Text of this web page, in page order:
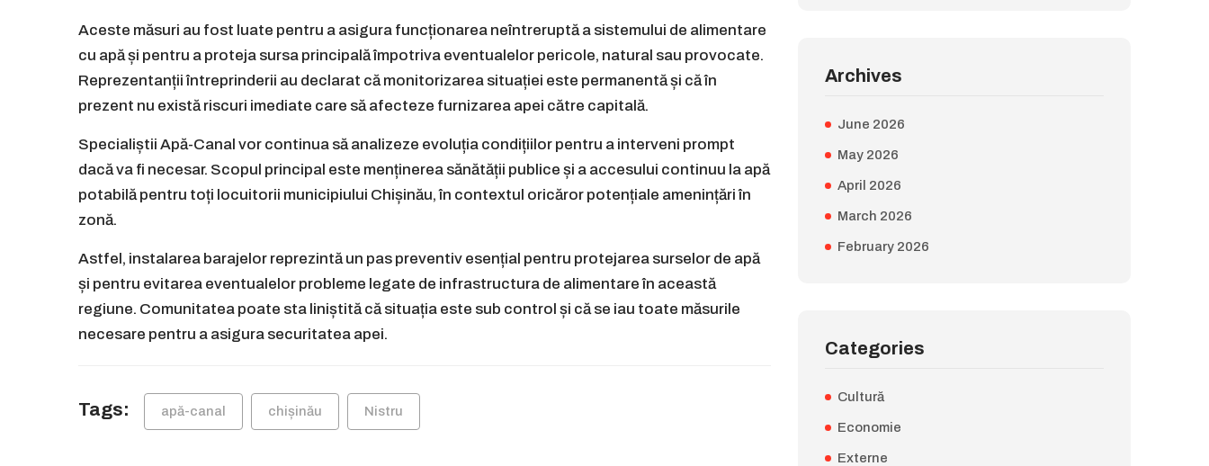
Aceste măsuri au fost luate pentru a asigura funcționarea neîntreruptă a sistemului de alimentare
cu apă și pentru a proteja sursa principală împotriva eventualelor pericole, natural sau provocate.
Reprezentanții întreprinderii au declarat că monitorizarea situației este permanentă și că în
prezent nu există riscuri imediate care să afecteze furnizarea apei către capitală.
Specialiștii Apă-Canal vor continua să analizeze evoluția condițiilor pentru a interveni prompt
dacă va fi necesar. Scopul principal este menținerea sănătății publice și a accesului continuu la apă
potabilă pentru toți locuitorii municipiului Chișinău, în contextul oricăror potențiale amenințări în
zonă.
Astfel, instalarea barajelor reprezintă un pas preventiv esențial pentru protejarea surselor de apă
și pentru evitarea eventualelor probleme legate de infrastructura de alimentare în această
regiune. Comunitatea poate sta liniștită că situația este sub control și că se iau toate măsurile
necesare pentru a asigura securitatea apei.
Tags: apă-canal chișinău Nistru
Archives
June 2026
May 2026
April 2026
March 2026
February 2026
Categories
Cultură
Economie
Externe